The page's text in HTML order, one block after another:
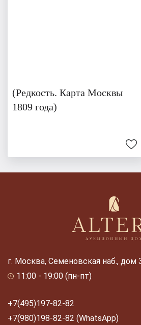
(Редкость. Карта Москвы
1809 года)
г. Москва, Семеновская наб., дом
11:00 - 19:00 (пн-пт)
+7(495)197-82-82
+7(980)198-82-82 (WhatsApp)